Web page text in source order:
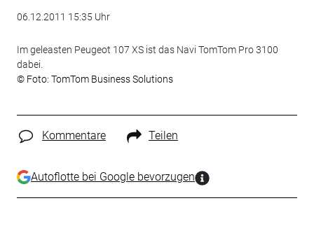
06.12.2011 15:35 Uhr
Im geleasten Peugeot 107 XS ist das Navi TomTom Pro 3100
dabei.
© Foto: TomTom Business Solutions
Kommentare Teilen
Autoflotte bei Google bevorzugen